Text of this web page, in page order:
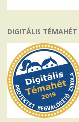
DIGITÁLIS TÉMAHÉT